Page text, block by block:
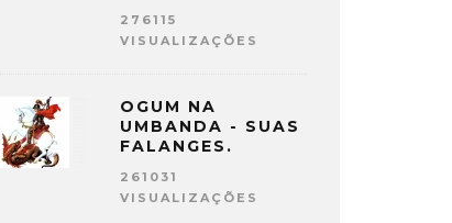
276115
VISUALIZAÇÕES
OGUM NA
UMBANDA - SUAS
FALANGES.
261031
VISUALIZAÇÕES